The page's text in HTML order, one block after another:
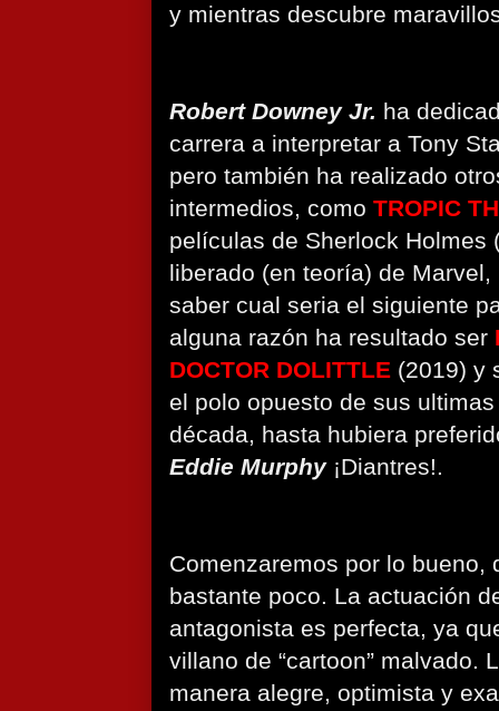
y mientras descubre
Robert Downey Jr. ha
carrera a interpretar a Tony
pero también ha realizado
intermedios, como TROPIC
películas de Sherlock Holmes
liberado (en teoría) de
saber cual seria el siguiente
alguna razón ha resultado ser
DOCTOR DOLITTLE (2019) y
el polo opuesto de sus
década, hasta hubiera
Eddie Murphy¡Diantres!.
Comenzaremos por lo bueno,
bastante poco. La actuación
antagonista es perfecta, ya
villano de “cartoon” malvado.
manera alegre, optimista y